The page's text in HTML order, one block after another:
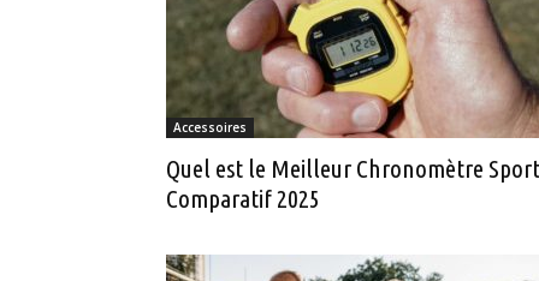
Accessoires
Quel est le Meilleur Chronomètre
Comparatif 2025